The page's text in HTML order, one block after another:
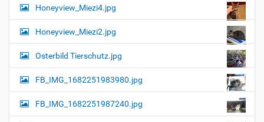
Honeyview_Miezi4.jpg
Honeyview_Miezi2.jpg
Osterbild Tierschutz.jpg
FB_IMG_1682251983980.jpg
FB_IMG_1682251987240.jpg